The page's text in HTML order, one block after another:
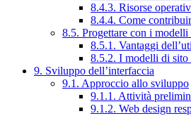
8.4.3. Risorse
8.4.4. Come
8.5. Progettare con i
8.5.1. Vantaggi
8.5.2. I modelli di
9. Sviluppo dell’interfaccia
9.1. Approccio allo sviluppo
9.1.1. Attività
9.1.2. Web design